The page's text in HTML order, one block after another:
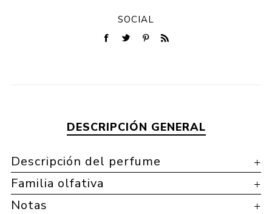
SOCIAL
DESCRIPCIÓN GENERAL
Descripción del perfume
Familia olfativa
Notas